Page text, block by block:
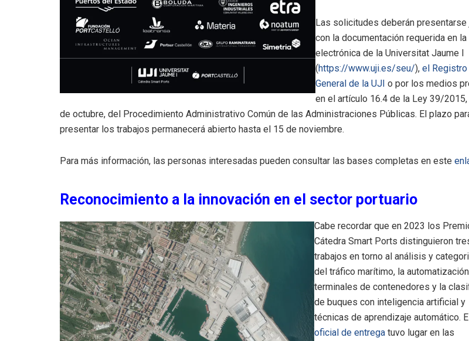
Las solicitudes deberán presentarse
con la documentación requerida en
electrónica de la Universitat Jaume I
(https://www.uji.es/seu/), el Registro
General de la UJI o por los medios
en el artículo 16.4 de la Ley 39/2015,
de octubre, del Procedimiento Administrativo Común de las Administraciones Públicas. El plazo
presentar los trabajos permanecerá abierto hasta el 15 de noviembre.
Para más información, las personas interesadas pueden consultar las bases completas en este
Reconocimiento a la innovación en el sector portuario
Cabe recordar que en 2023 los
Cátedra Smart Ports distinguieron
trabajos en torno al análisis y
del tráfico marítimo, la
terminales de contenedores y la
de buques con inteligencia artificial y
técnicas de aprendizaje automático.
oficial de entrega tuvo lugar en las